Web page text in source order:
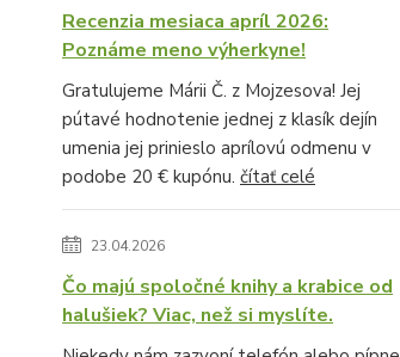
Recenzia mesiaca apríl 2026:
Poznáme meno výherkyne!
Gratulujeme Márii Č. z Mojzesova! Jej
pútavé hodnotenie jednej z klasík dejín
umenia jej prinieslo aprílovú odmenu v
podobe 20 € kupónu. čítať celé
23.04.2026
Čo majú spoločné knihy a krabice od
halušiek? Viac, než si myslíte.